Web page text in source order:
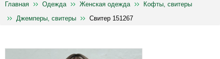
Главная Одежда Женская одежда
Кофты, свитеры
Джемперы, свитеры
Свитер 151267